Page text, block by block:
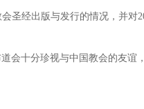
圣经出版与发行的情况，并
会十分珍视与中国教会的友谊